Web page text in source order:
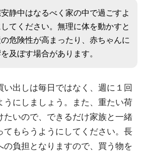
安静中はなるべく家の中で過ごすよ
してください。無理に体を動かすと
危険性が高まったり、赤ちゃんに
及ぼす場合があります。
い出しは毎日ではなく、週に１回
うにしましょう。また、重たい荷
たいので、できるだけ家族と一緒
てもらうようにしてください。長
の負担となりますので、買う物を